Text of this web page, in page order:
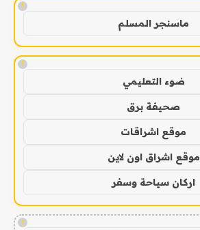
!
ماسنجر المسلم
!
ضوء التعليمي
صحيفة برق
موقع اشراقات
موقع اشراق اون لاين
اركان سياحة وسفر
!